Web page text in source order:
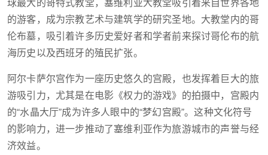
球最大的哥特式教堂，塞维利亚大教堂吸引着来自世界各地
的游客，成为宗教艺术与建筑学的研究圣地。大教堂内的哥
伦布墓，吸引着许多历史爱好者和学者前来探讨哥伦布的航
海历史以及西班牙的殖民扩张。
阿尔卡萨尔宫作为一座历史悠久的宫殿，也发挥着巨大的旅
游吸引力，尤其是在电影《权力的游戏》的拍摄中，宫殿内
的“水晶大厅”成为许多人眼中的“梦幻宫殿”。这种文化符号
的影响力，进一步推动了塞维利亚作为旅游城市的声誉与经
济效益。